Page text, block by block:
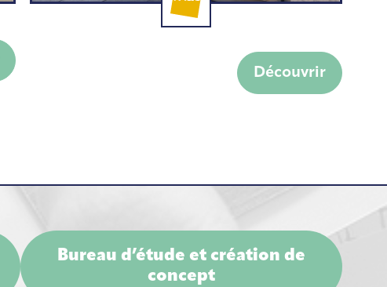
Découvrir
Bureau d’étude et création de
concept